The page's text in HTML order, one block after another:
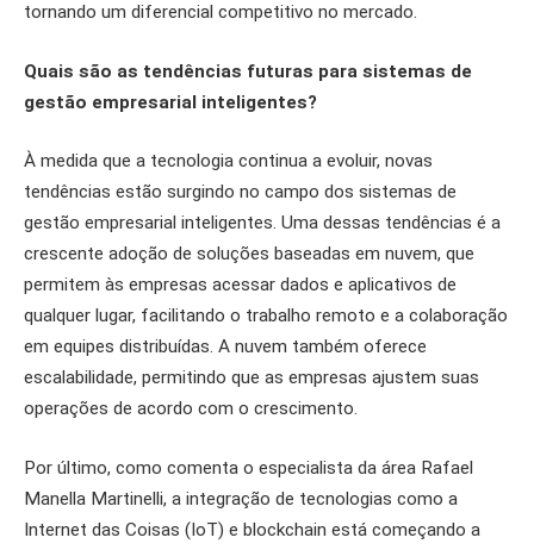
tornando um diferencial competitivo no mercado.
Quais são as tendências futuras para sistemas de
gestão empresarial inteligentes?
À medida que a tecnologia continua a evoluir, novas
tendências estão surgindo no campo dos sistemas de
gestão empresarial inteligentes. Uma dessas tendências é a
crescente adoção de soluções baseadas em nuvem, que
permitem às empresas acessar dados e aplicativos de
qualquer lugar, facilitando o trabalho remoto e a colaboração
em equipes distribuídas. A nuvem também oferece
escalabilidade, permitindo que as empresas ajustem suas
operações de acordo com o crescimento.
Por último, como comenta o especialista da área Rafael
Manella Martinelli, a integração de tecnologias como a
Internet das Coisas (IoT) e blockchain está começando a